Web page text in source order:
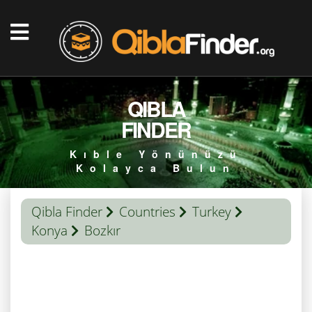
QIBLA
FINDER
Kıble Yönünüzü
Kolayca Bulun
Qibla Finder Countries
Turkey
Konya
Bozkır